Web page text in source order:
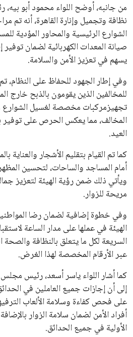
من جانبه، أوضح اللواء محمود أبو
نظافة وتجميل وإنارة القاهرة، أنه تم
الشوارع الرئيسية والمحاور المؤدية
صيانة المعدات الكهربائية لضمان توفير
يسهم في تعزيز الأمن والسلامة.
وفي إطار الجهود للحفاظ على
للمخالفين الذين يقومون بالذبح خارج
تجهيزمركبات مخصصة لغسيل الشوارع
المخالف، مما يعكس الحرص على توفير
العيد.
كما تم القيام بتقليم الأشجار
أمام المساجد والساحات، لتحسين
ويأتي ذلك ضمن رؤية الهيئة لتعزيز
مريحة للزوار.
وفي خطوة إضافية لضمان رضا
الهيئة في عملها على مدار الساعة
السريعة لكل ما يتعلق بالنظافة
عبر الأرقام المخصصة لهذا الغرض.
كما أشار اللواء ياسر أسعد، رئيس
إلى أن إجازات جميع العاملين في
على فحص كفاءة وسلامة الألعاب
أفراد الأمن لضمان سلامة الزوار
الأولية في جميع الحدائق.